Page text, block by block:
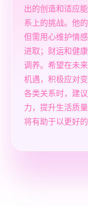
出的创造和适应
系上的挑战。他
但需用心维护情
进取；财运和健
调养。希望在未
机遇，积极应对
各类关系时，建
力，提升生活质
将有助于以更好